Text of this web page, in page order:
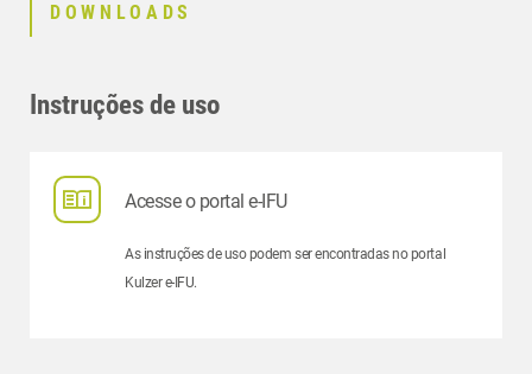
DOWNLOADS
Instruções de uso
Acesse o portal e-IFU
As instruções de uso podem ser encontradas no portal
Kulzer e-IFU.